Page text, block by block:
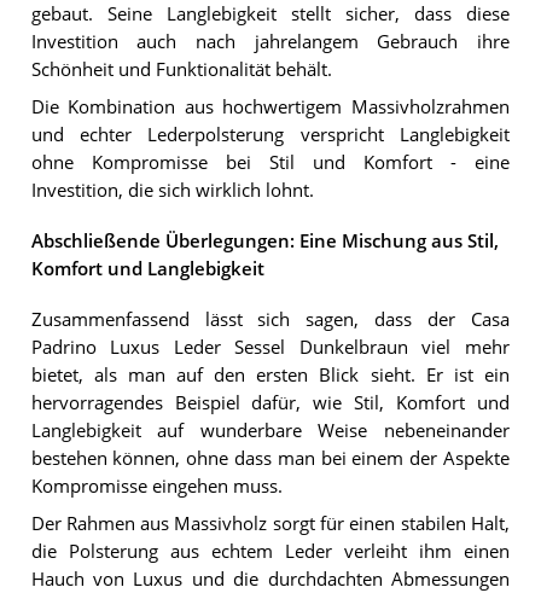
gebaut. Seine Langlebigkeit stellt sicher, dass diese
Investition auch nach jahrelangem Gebrauch ihre
Schönheit und Funktionalität behält.
Die Kombination aus hochwertigem Massivholzrahmen
und echter Lederpolsterung verspricht Langlebigkeit
ohne Kompromisse bei Stil und Komfort - eine
Investition, die sich wirklich lohnt.
Abschließende Überlegungen: Eine Mischung aus Stil,
Komfort und Langlebigkeit
Zusammenfassend lässt sich sagen, dass der Casa
Padrino Luxus Leder Sessel Dunkelbraun viel mehr
bietet, als man auf den ersten Blick sieht. Er ist ein
hervorragendes Beispiel dafür, wie Stil, Komfort und
Langlebigkeit auf wunderbare Weise nebeneinander
bestehen können, ohne dass man bei einem der Aspekte
Kompromisse eingehen muss.
Der Rahmen aus Massivholz sorgt für einen stabilen Halt,
die Polsterung aus echtem Leder verleiht ihm einen
Hauch von Luxus und die durchdachten Abmessungen